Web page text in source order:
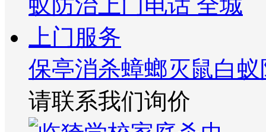
保亭消杀蟑螂灭鼠白
请联系我们询价